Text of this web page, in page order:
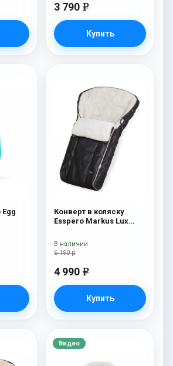
3 790 e
Купить
Конверт в коляску
Esspero Markus Lux
овечья шерсть) Black
6 190 р
4 990 e
Купить
В наличии
Видео